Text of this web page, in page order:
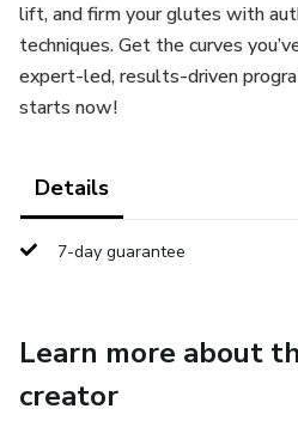
lift, and firm your glutes with
techniques. Get the curves
expert-led, results-driven
starts now!
Details
7-day guarantee
Learn more about
creator